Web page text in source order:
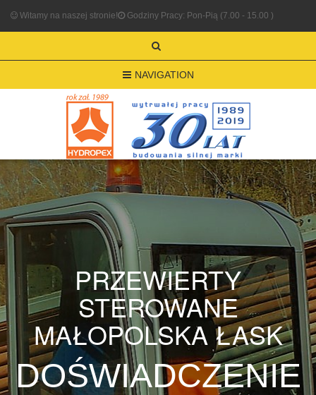
Witamy na naszej stronie! Godziny Pracy: Pon-Pią (7.00 - 15.00 )
NAVIGATION
PRZEWIERTY
STEROWANE
MAŁOPOLSKA ŁASK
DOŚWIADCZENIE